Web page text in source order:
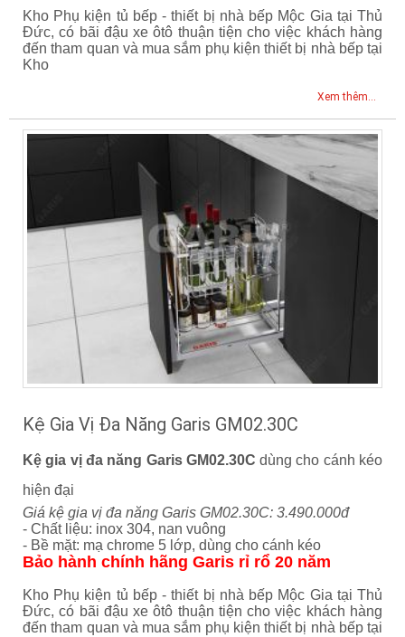
Kho Phụ kiện tủ bếp - thiết bị nhà bếp Mộc Gia tại Thủ
Đức, có bãi đậu xe ôtô thuận tiện cho việc khách hàng
đến tham quan và mua sắm phụ kiện thiết bị nhà bếp tại
Kho
Xem thêm...
Kệ Gia Vị Đa Năng Garis GM02.30C
Kệ gia vị đa năng Garis GM02.30C dùng cho cánh kéo
hiện đại
Giá kệ gia vị đa năng Garis GM02.30C: 3.490.000đ
- Chất liệu: inox 304, nan vuông
- Bề mặt: mạ chrome 5 lớp, dùng cho cánh kéo
Bảo hành chính hãng Garis rỉ rổ 20 năm
Kho Phụ kiện tủ bếp - thiết bị nhà bếp Mộc Gia tại Thủ
Đức, có bãi đậu xe ôtô thuận tiện cho việc khách hàng
đến tham quan và mua sắm phụ kiện thiết bị nhà bếp tại